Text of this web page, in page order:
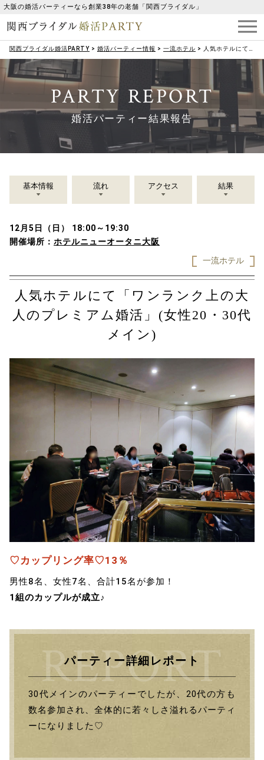
大阪の婚活パーティーなら創業38年の老舗「関西ブライダル」
関西ブライダル婚活PARTY > 婚活パーティー情報 > 一流ホテル > 人気ホテルにて「ワンランク上の大人のプレミアム婚活」(女性20・30代メイン)
PARTY REPORT
婚活パーティー結果報告
基本情報 流れ アクセス 結果
12月5日（日） 18:00～19:30
開催場所： ホテルニューオータニ大阪
一流ホテル
人気ホテルにて「ワンランク上の大
人のプレミアム婚活」(女性20・30代
メイン)
♡カップリング率♡13％
男性8名、女性7名、合計15名が参加！
1組のカップルが成立♪
パーティー詳細レポート
30代メインのパーティーでしたが、20代の方も
数名参加され、全体的に若々しさ溢れるパーティ
ーになりました♡